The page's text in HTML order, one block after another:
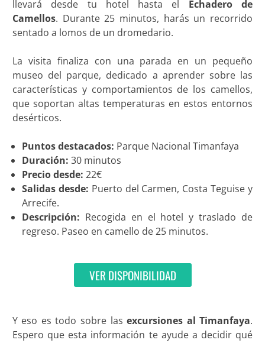
llevará desde tu hotel hasta el Echadero de
Camellos. Durante 25 minutos, harás un recorrido
sentado a lomos de un dromedario.
La visita finaliza con una parada en un pequeño
museo del parque, dedicado a aprender sobre las
características y comportamientos de los camellos,
que soportan altas temperaturas en estos entornos
desérticos.
Puntos destacados: Parque Nacional Timanfaya
Duración: 30 minutos
Precio desde: 22€
Salidas desde: Puerto del Carmen, Costa Teguise y
Arrecife.
Descripción: Recogida en el hotel y traslado de
regreso. Paseo en camello de 25 minutos.
VER DISPONIBILIDAD
Y eso es todo sobre lasexcursiones al Timanfaya.
Espero que esta información te ayude a decidir qué